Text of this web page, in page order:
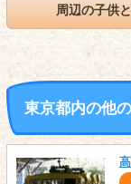
周辺の子供
東京都内の他